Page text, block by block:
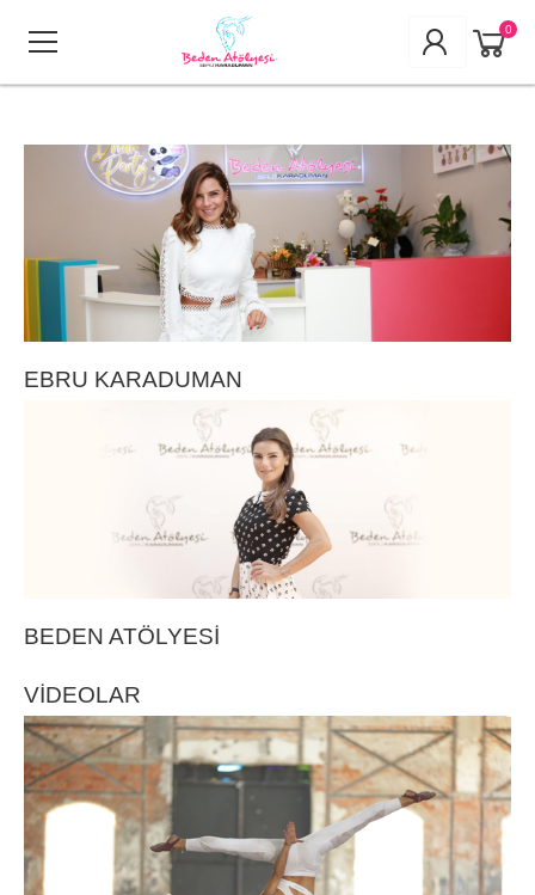
0
EBRU KARADUMAN
BEDEN ATÖLYESİ
VİDEOLAR